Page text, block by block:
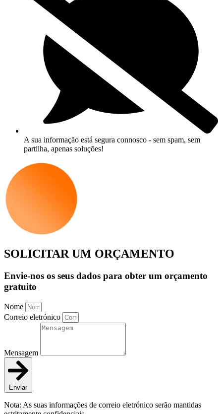
A sua informação está segura connosco - sem spam, sem
partilha, apenas soluções!
SOLICITAR UM ORÇAMENTO
Envie-nos os seus dados para obter um orçamento
gratuito
Nome
Correio eletrónico
Mensagem
Enviar
Nota: As suas informações de correio eletrónico serão mantidas